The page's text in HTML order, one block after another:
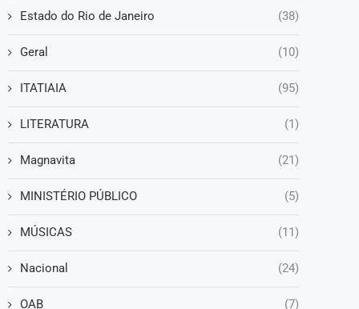
Estado do Rio de Janeiro (38)
Geral (10)
ITATIAIA (95)
LITERATURA (1)
Magnavita (21)
MINISTÉRIO PÚBLICO (5)
MÚSICAS (11)
Nacional (24)
OAB (7)